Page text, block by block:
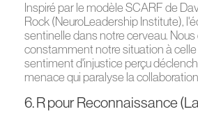
Inspiré par le modèle SCARF de
Rock (NeuroLeadership Institute),
sentinelle dans notre cerveau.
constamment notre situation à celle
sentiment d'injustice perçu
menace qui paralyse la
6. R pour Reconnaissance